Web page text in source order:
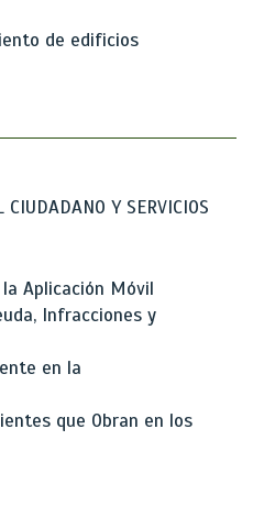
de edificios
Y SERVICIOS
Aplicación Móvil
Infracciones y
en la
que Obran en los